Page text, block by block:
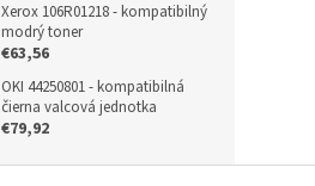
Xerox 106R01218 - kompatibilný
modrý toner
€63,56
OKI 44250801 - kompatibilná
čierna valcová jednotka
€79,92